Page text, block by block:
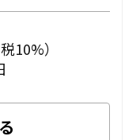
10%）